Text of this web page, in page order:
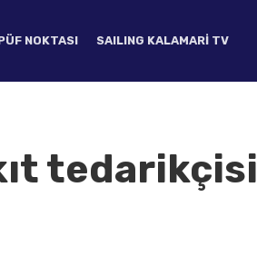
NOKTASI SAILING KALAMARI TV
tedarikçisi